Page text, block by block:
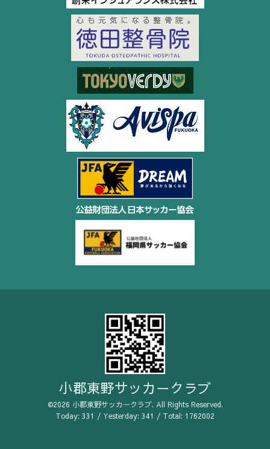
小郡東野サッカークラブ
©2026 小郡東野サッカークラブ. All Rights Reserved.
Today: 331 / Yesterday: 341 / Total: 1762002